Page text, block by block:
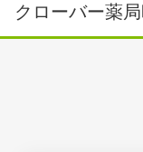
クローバー薬